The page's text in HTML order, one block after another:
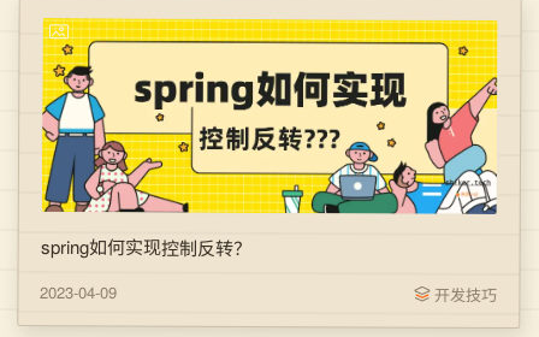
spring如何实现控制反转？
2023-04-09 开发技巧